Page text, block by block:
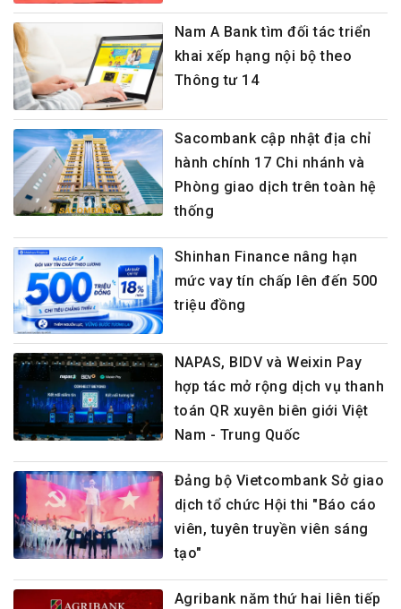
Nam A Bank tìm đối tác triển
khai xếp hạng nội bộ theo
Thông tư 14
Sacombank cập nhật địa chỉ
hành chính 17 Chi nhánh và
Phòng giao dịch trên toàn hệ
thống
Shinhan Finance nâng hạn
mức vay tín chấp lên đến 500
triệu đồng
NAPAS, BIDV và Weixin Pay
hợp tác mở rộng dịch vụ thanh
toán QR xuyên biên giới Việt
Nam - Trung Quốc
Đảng bộ Vietcombank Sở giao
dịch tổ chức Hội thi "Báo cáo
viên, tuyên truyền viên sáng
tạo"
Agribank năm thứ hai liên tiếp